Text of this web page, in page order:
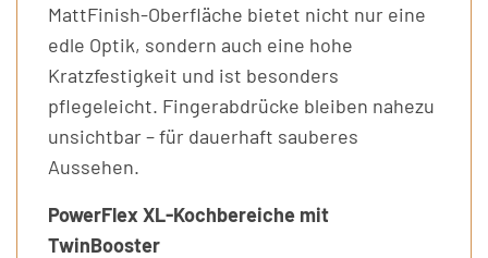
MattFinish-Oberfläche bietet nicht nur eine
edle Optik, sondern auch eine hohe
Kratzfestigkeit und ist besonders
pflegeleicht. Fingerabdrücke bleiben nahezu
unsichtbar – für dauerhaft sauberes
Aussehen.
PowerFlex XL-Kochbereiche mit
TwinBooster